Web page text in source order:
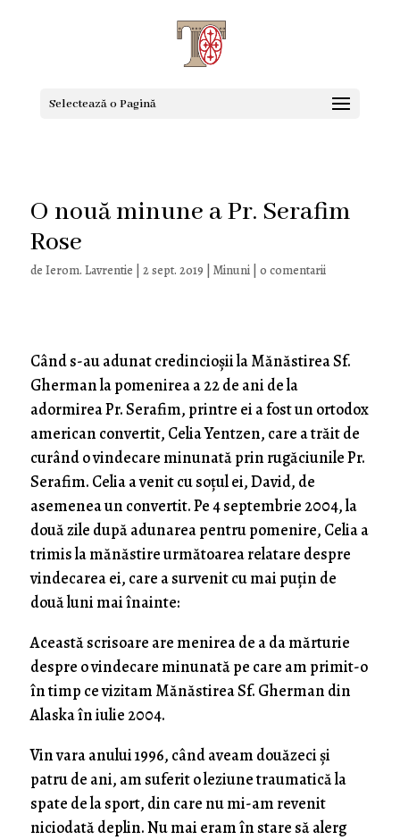
Selectează o Pagină
O nouă minune a Pr. Serafim
Rose
de Ierom. Lavrentie 2 sept. 2019 Minuni| 0 comentarii
Când s-au adunat credincioșii la Mănăstirea Sf.
Gherman la pomenirea a 22 de ani de la
adormirea Pr. Serafim, printre ei a fost un ortodox
american convertit, Celia Yentzen, care a trăit de
curând o vindecare minunată prin rugăciunile Pr.
Serafim. Celia a venit cu soțul ei, David, de
asemenea un convertit. Pe 4 septembrie 2004, la
două zile după adunarea pentru pomenire, Celia a
trimis la mănăstire următoarea relatare despre
vindecarea ei, care a survenit cu mai puțin de
două luni mai înainte:
Această scrisoare are menirea de a da mărturie
despre o vindecare minunată pe care am primit-o
în timp ce vizitam Mănăstirea Sf. Gherman din
Alaska în iulie 2004.
Vin vara anului 1996, când aveam douăzeci și
patru de ani, am suferit o leziune traumatică la
spate de la sport, din care nu mi-am revenit
niciodată deplin. Nu mai eram în stare să alerg